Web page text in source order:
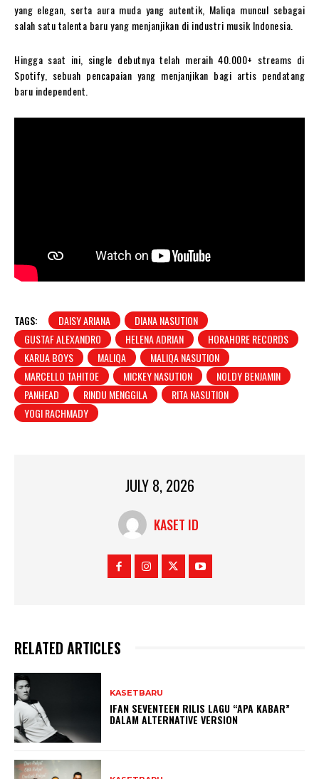
yang elegan, serta aura muda yang autentik, Maliqa muncul sebagai
salah satu talenta baru yang menjanjikan di industri musik Indonesia.
Hingga saat ini, single debutnya telah meraih 40.000+ streams di
Spotify, sebuah pencapaian yang menjanjikan bagi artis pendatang
baru independent.
TAGS: DAISY ARIANA
DIANA NASUTION
GUSTAF ALEXANDRO
HELENA ADRIAN
HORAHORE RECORDS
KARUA BOYS
MALIQA
MALIQA NASUTION
MARCELLO TAHITOE
MICKEY NASUTION
NOLDY BENJAMIN
PANHEAD
RINDU MENGGILA
RITA NASUTION
YOGI RACHMADY
JULY 8, 2026
KASET ID
RELATED ARTICLES
KASETBARU
IFAN SEVENTEEN RILIS LAGU “APA KABAR”
DALAM ALTERNATIVE VERSION